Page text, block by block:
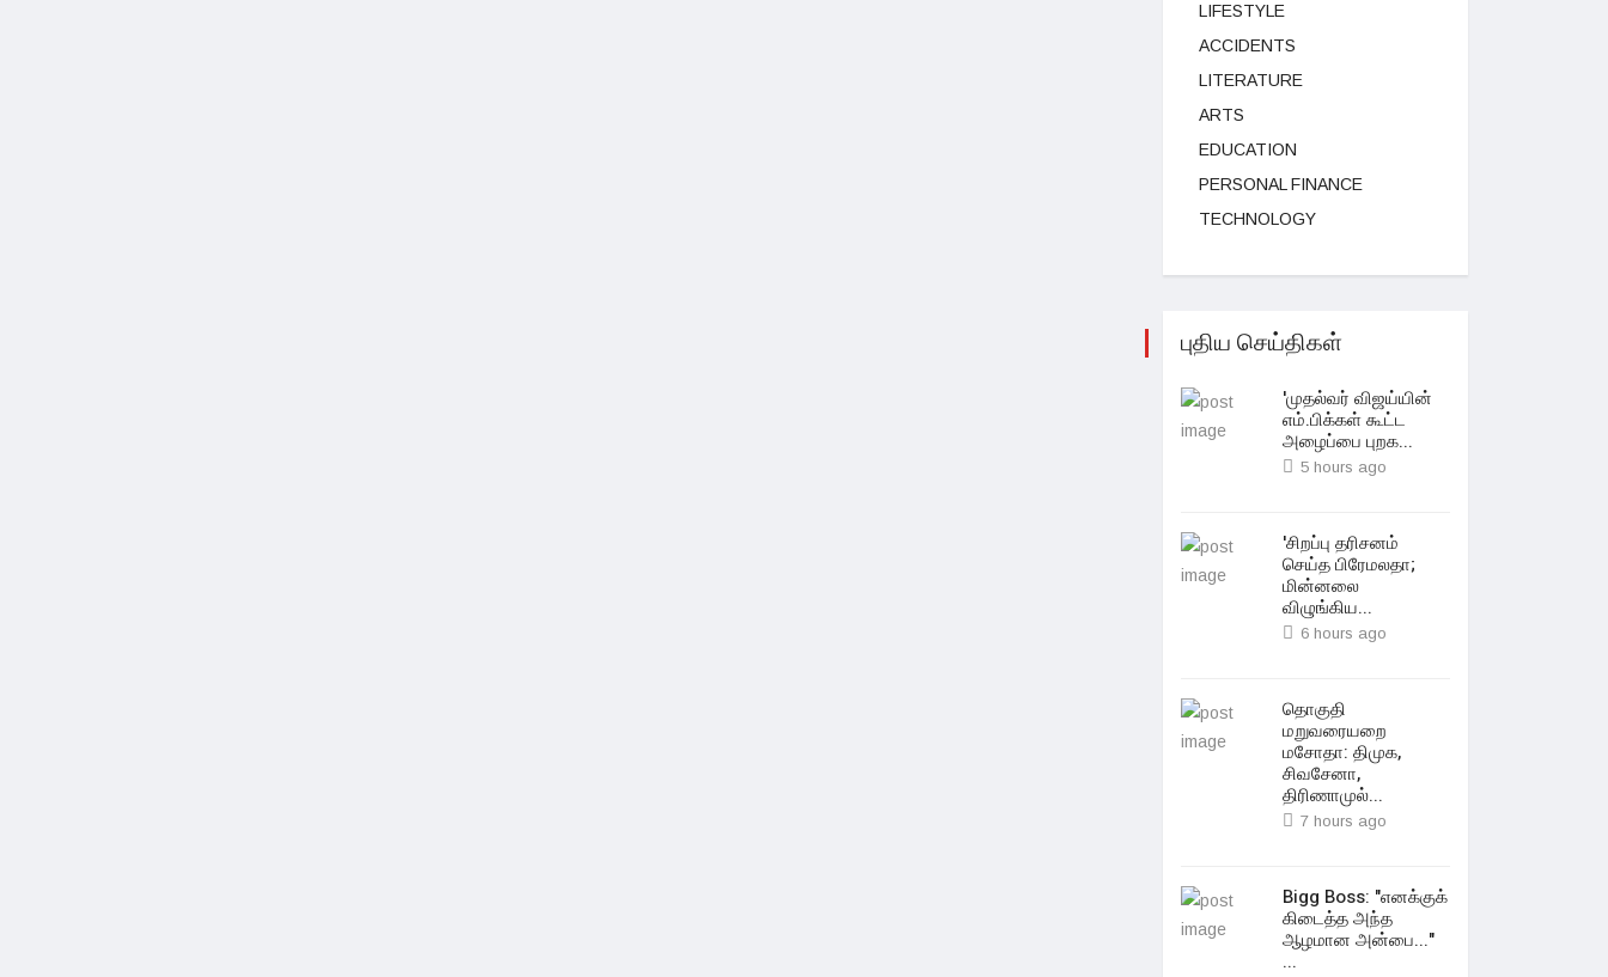
LIFESTYLE
ACCIDENTS
LITERATURE
ARTS
EDUCATION
PERSONAL FINANCE
TECHNOLOGY
புதிய செய்திகள்
'முதல்வர் விஜய்யின்
எம்.பிக்கள் கூட்ட
அழைப்பை புறக...
5 hours ago
'சிறப்பு தரிசனம்
செய்த பிரேமலதா;
மின்னலை
விழுங்கிய...
6 hours ago
தொகுதி
மறுவரையறை
மசோதா: திமுக,
சிவசேனா,
திரிணாமுல்...
7 hours ago
Bigg Boss: "எனக்குக்
கிடைத்த அந்த
ஆழமான அன்பை..."
...